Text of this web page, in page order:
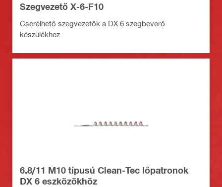
Szegvezető X-6-F10
Cserélhető szegvezetők a DX 6 szegbeverő
készülékhez
6.8/11 M10 típusú Clean-Tec lőpatronok
DX 6 eszközökhöz